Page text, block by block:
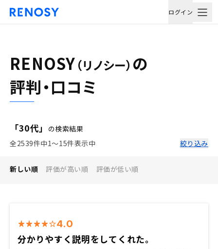
ログイン
RENOSY （リノシー） の
評判・口コミ
「30代」
の検索結果
全2539件中1〜15件表示中
絞り込み
新しい順 評価が高い順 評価が低い順
4.0
分かりやすく説明をしてくれた。